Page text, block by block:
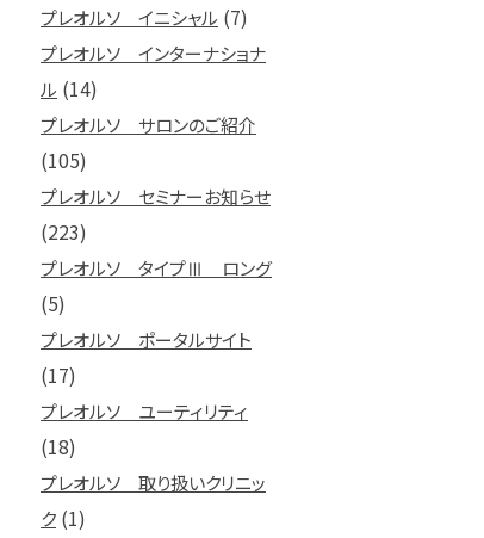
プレオルソ イニシャル (7)
プレオルソ インターナショナ
ル (14)
プレオルソ サロンのご紹介
(105)
プレオルソ セミナーお知らせ
(223)
プレオルソ タイプⅢ ロング
(5)
プレオルソ ポータルサイト
(17)
プレオルソ ユーティリティ
(18)
プレオルソ 取り扱いクリニッ
ク (1)